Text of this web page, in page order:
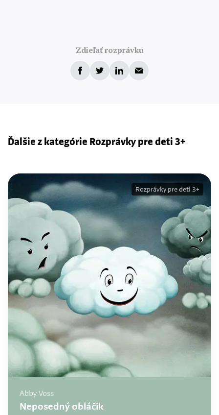
Zdieľať rozprávku
Ďalšie z kategórie Rozprávky pre deti 3+
Abby Voss
Neposedný obláčik
Rozprávky pre deti 3+